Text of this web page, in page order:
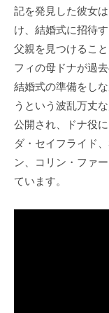
記を発見した彼女
け、結婚式に招待
父親を見つけるこ
フィの母ドナが過
結婚式の準備をし
うという波乱万丈
公開され、ドナ役
ダ・セイフライド
ン、コリン・ファ
ています。